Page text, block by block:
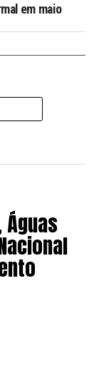
em maio